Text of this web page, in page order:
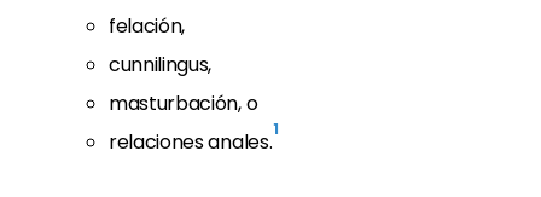
felación,
cunnilingus,
masturbación, o
relaciones anales.1